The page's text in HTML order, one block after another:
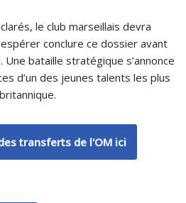
le club marseillais devra
conclure ce dossier avant
bataille stratégique s’annonce
d’un des jeunes talents les plus
transferts de l'OM ici